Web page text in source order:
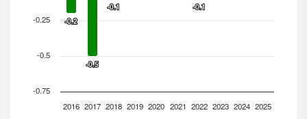
-0.2
-0.2
-0.5
-0.5
-0.1
-0.1 -0.1
-0.1
2016 2017 2018 2019 2020 2021 2022 2023 2024 2025
-0.75
-0.5
-0.25